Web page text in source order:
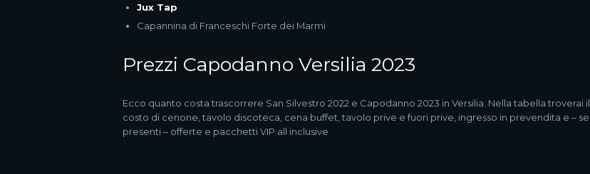
Jux Tap
Capannina di Franceschi Forte dei Marmi
Prezzi Capodanno Versilia 2023
Ecco quanto costa trascorrere San Silvestro 2022 e Capodanno 2023 in Versilia. Nella tabella troverai il
costo di cenone, tavolo discoteca, cena buffet, tavolo prive e fuori prive, ingresso in prevendita e – se
presenti – offerte e pacchetti VIP all inclusive